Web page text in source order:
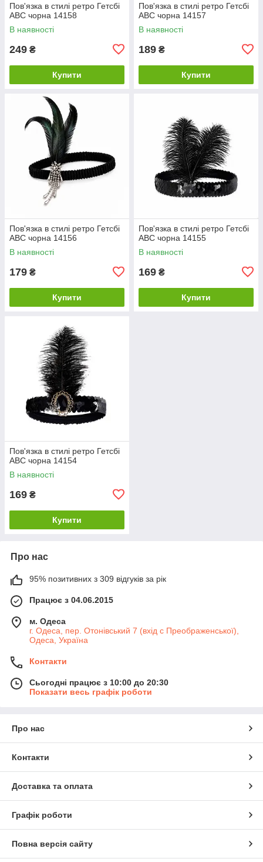
Пов'язка в стилі ретро Гетсбі
ABC чорна 14158
В наявності
249 ₴
Купити
Пов'язка в стилі ретро Гетсбі
ABC чорна 14157
В наявності
189 ₴
Купити
Пов'язка в стилі ретро Гетсбі
ABC чорна 14156
В наявності
179 ₴
Купити
Пов'язка в стилі ретро Гетсбі
ABC чорна 14155
В наявності
169 ₴
Купити
Пов'язка в стилі ретро Гетсбі
ABC чорна 14154
В наявності
169 ₴
Купити
Про нас
95% позитивних з 309 відгуків за рік
Працює з 04.06.2015
м. Одеса
г. Одеса, пер. Отонівський 7 (вхід с Преображенської),
Одеса, Україна
Контакти
Сьогодні працює з 10:00 до 20:30
Показати весь графік роботи
Про нас
Контакти
Доставка та оплата
Графік роботи
Повна версія сайту